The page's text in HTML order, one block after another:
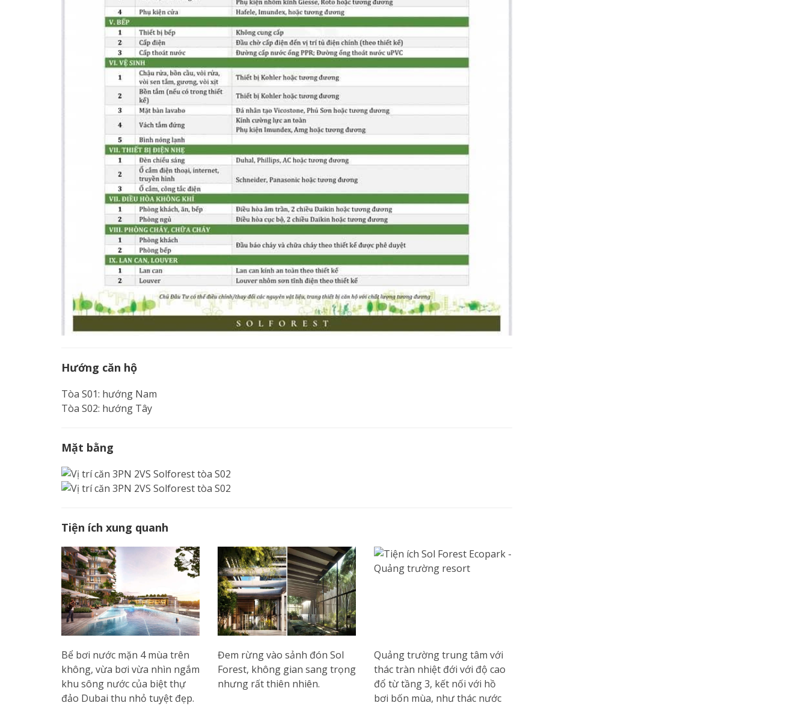
Hướng căn hộ
Tòa S01: hướng Nam
Tòa S02: hướng Tây
Mặt bằng
Tiện ích xung quanh
Bể bơi nước mặn 4 mùa trên
không, vừa bơi vừa nhìn ngắm
khu sông nước của biệt thự
đảo Dubai thu nhỏ tuyệt đẹp.
Đem rừng vào sảnh đón Sol
Forest, không gian sang trọng
nhưng rất thiên nhiên.
Quảng trường trung tâm với
thác tràn nhiệt đới với độ cao
đổ từ tầng 3, kết nối với hồ
bơi bốn mùa, như thác nước